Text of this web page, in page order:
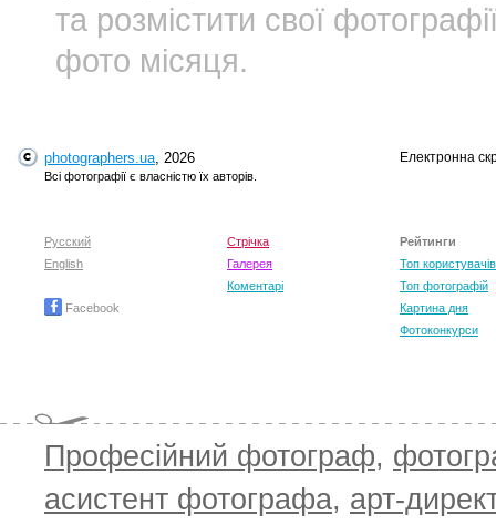
та розмістити свої
фото місяця.
photographers.ua, 2026
Всі фотографії є власністю їх авторів.
Електронна
Русский
English
Facebook
Стрічка
Галерея
Коментарі
Рейтинги
Топ користувачів
Топ фотографій
Картина дня
Фотоконкурси
Професійний фотограф,
асистент фотографа, арт-